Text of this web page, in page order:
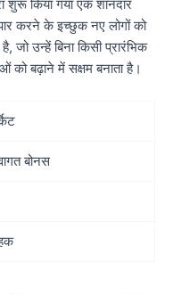
शुरू किया गया एक शानदार
करने के इच्छुक नए लोगों को
जो उन्हें बिना किसी प्रारंभिक
को बढ़ाने में सक्षम बनाता है।
बोनस